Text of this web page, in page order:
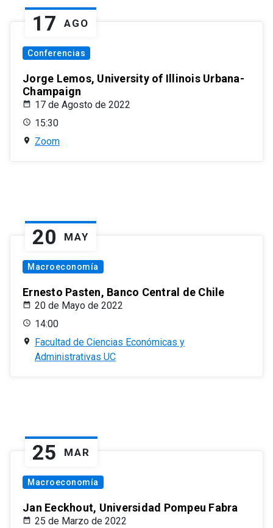
17 AGO
Conferencias
Jorge Lemos, University of Illinois Urbana-
Champaign
17 de Agosto de 2022
15:30
Zoom
20 MAY
Macroeconomía
Ernesto Pasten, Banco Central de Chile
20 de Mayo de 2022
14:00
Facultad de Ciencias Económicas y
Administrativas UC
25 MAR
Macroeconomía
Jan Eeckhout, Universidad Pompeu Fabra
25 de Marzo de 2022